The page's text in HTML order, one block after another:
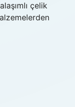
çelik